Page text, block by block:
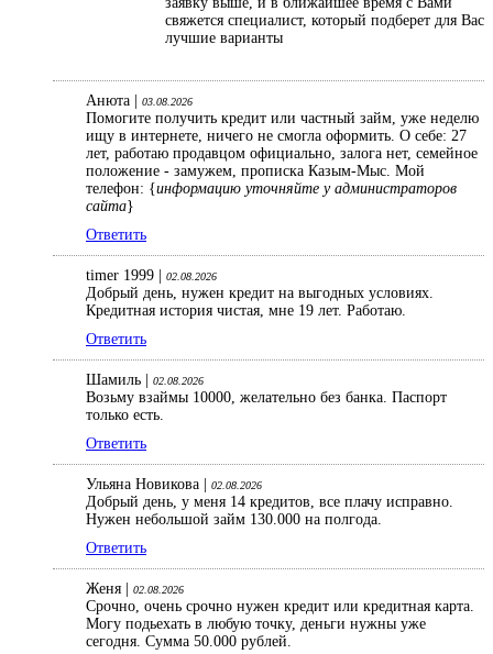
свяжется специалист, который подберет для Вас
лучшие варианты
Анюта | 03.08.2026
Помогите получить кредит или частный займ, уже неделю
ищу в интернете, ничего не смогла оформить. О себе: 27
лет, работаю продавцом официально, залога нет, семейное
положение - замужем, прописка Казым-Мыс. Мой
телефон: {информацию уточняйте у администраторов
сайта}
Ответить
timer 1999 | 02.08.2026
Добрый день, нужен кредит на выгодных условиях.
Кредитная история чистая, мне 19 лет. Работаю.
Ответить
Шамиль | 02.08.2026
Возьму взаймы 10000, желательно без банка. Паспорт
только есть.
Ответить
Ульяна Новикова | 02.08.2026
Добрый день, у меня 14 кредитов, все плачу исправно.
Нужен небольшой займ 130.000 на полгода.
Ответить
Женя | 02.08.2026
Срочно, очень срочно нужен кредит или кредитная карта.
Могу подьехать в любую точку, деньги нужны уже
сегодня. Сумма 50.000 рублей.